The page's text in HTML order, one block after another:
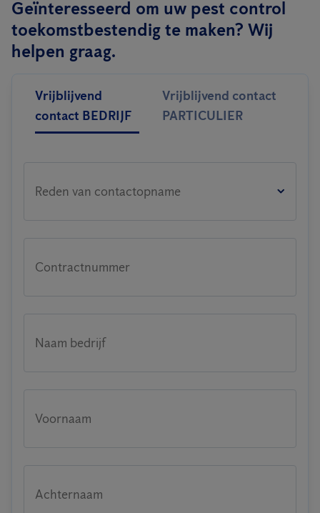
Geïnteresseerd om uw pest control
toekomstbestendig te maken? Wij
helpen graag.
Vrijblijvend
contact BEDRIJF
Vrijblijvend contact
PARTICULIER
Reden van contactopname
Contractnummer
Naam bedrijf
Voornaam
Achternaam